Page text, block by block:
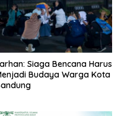
Siaga Bencana Harus
Budaya Warga Kota